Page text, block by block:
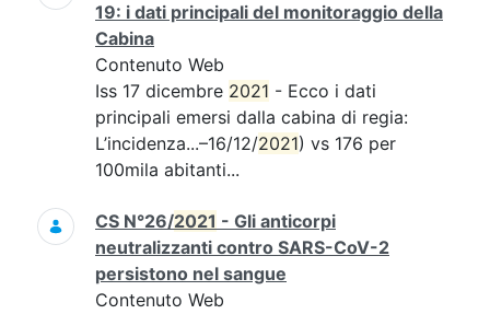
19: i dati principali del monitoraggio della
Cabina
Contenuto Web
Iss 17 dicembre 2021 - Ecco i dati
principali emersi dalla cabina di regia:
L’incidenza...–16/12/2021) vs 176 per
100mila abitanti...
CS N°26/2021 - Gli anticorpi
neutralizzanti contro SARS-CoV-2
persistono nel sangue
Contenuto Web